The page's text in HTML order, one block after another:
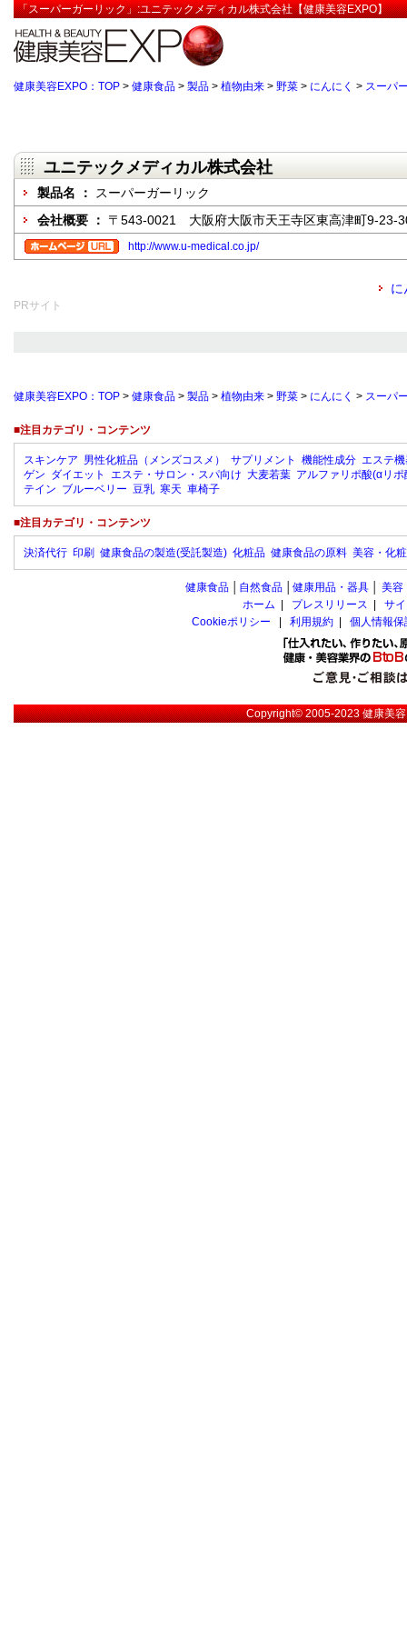
「スーパーガーリック」:ユニテックメディカル株式会社【健康美容EXPO】
健康美容EXPO：TOP > 健康食品 > 製品 > 植物由来 > 野菜 > にんにく > スーパ
ユニテックメディカル株式会社
製品名 ：
スーパーガーリック
会社概要 ： 〒543-0021 大阪府大阪市天王寺区東高津町9-23-
http://www.u-medical.co.jp/
に
PRサイト
健康美容EXPO：TOP > 健康食品 > 製品 > 植物由来 > 野菜 > にんにく > スーパ
■注目カテゴリ・コンテンツ
スキンケア 男性化粧品（メンズコスメ） サプリメント 機能性成分 エステ
ゲン ダイエット エステ・サロン・スパ向け 大麦若葉 アルファリポ酸(αリポ
テイン ブルーベリー 豆乳 寒天 車椅子
■注目カテゴリ・コンテンツ
決済代行 印刷 健康食品の製造(受託製造) 化粧品 健康食品の原料 美容・化
健康食品 自然食品 健康用品・器具 美容
ホーム
プレスリリース
サ
Cookieポリシー
利用規約 個人情報
Copyright© 2005-2023健康美